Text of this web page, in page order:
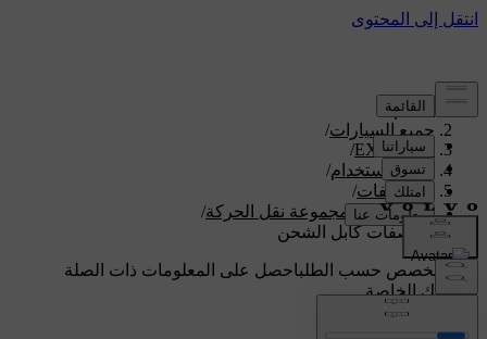
الدعم/
جميع السيارات/
EX90 2026
/
دليل الاستخدام/
المواصفات/
مواصفات مجموعة نقل الحركة/
مواصفات كابل الشحن
دعم مخصص حسب الطلباحصل على المعلومات ذات الصلة
بسيارتك الخاصة.
تسجيل الدخول